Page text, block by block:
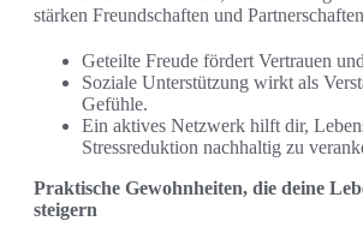
stärken Freundschaften und
Geteilte Freude fördert Vertrauen
Soziale Unterstützung wirkt als
Gefühle.
Ein aktives Netzwerk hilft dir,
Stressreduktion nachhaltig zu
Praktische Gewohnheiten, die deine
steigern